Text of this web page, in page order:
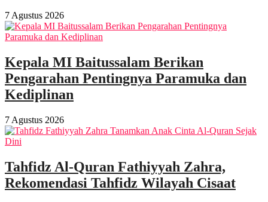
7 Agustus 2026
Kepala MI Baitussalam Berikan
Pengarahan Pentingnya Paramuka dan
Kediplinan
7 Agustus 2026
Tahfidz Al-Quran Fathiyyah Zahra,
Rekomendasi Tahfidz Wilayah Cisaat